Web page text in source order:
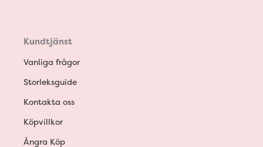
Kundtjänst
Vanliga frågor
Storleksguide
Kontakta oss
Köpvillkor
Ångra Köp